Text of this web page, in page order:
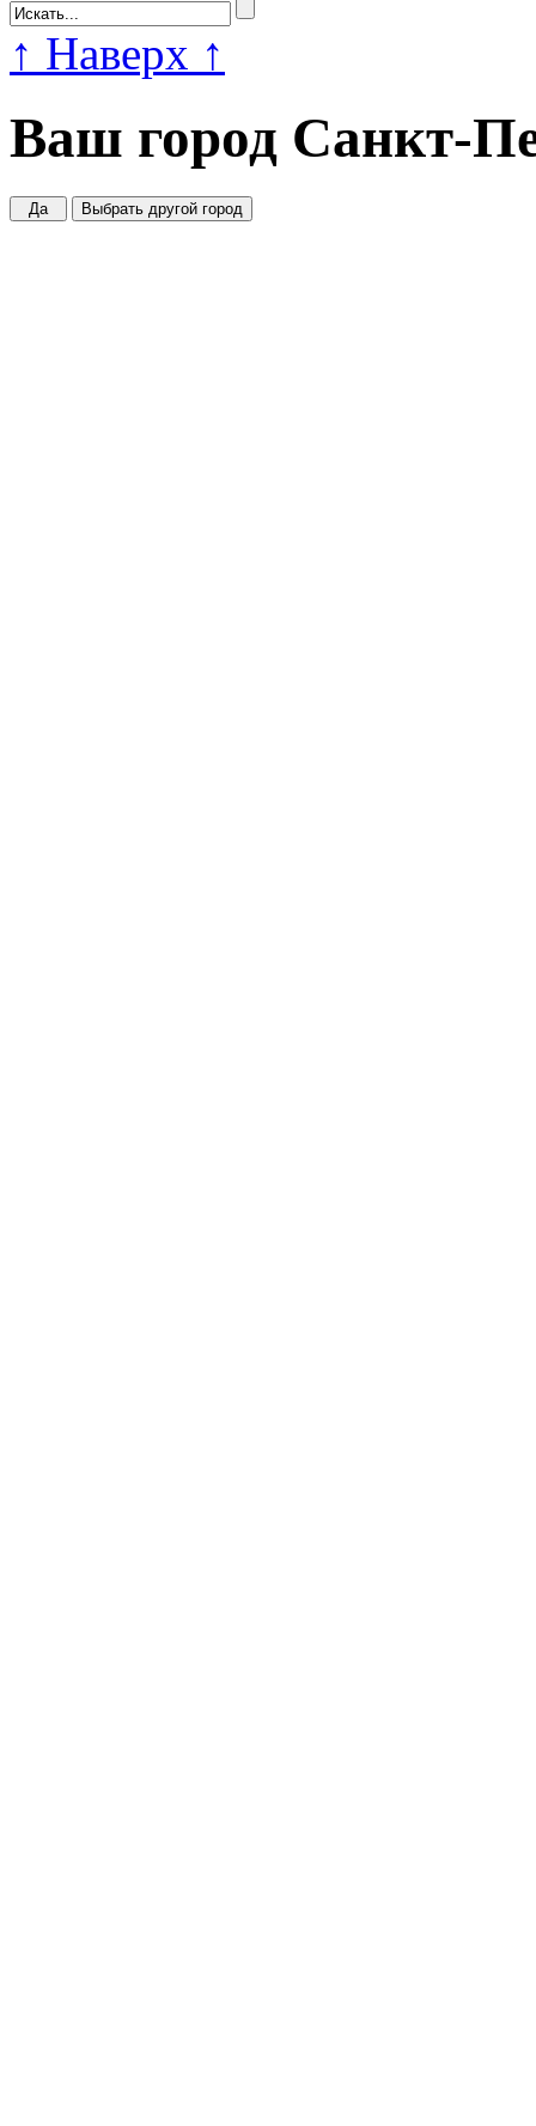
↑ Наверх ↑
Ваш город Санкт-
Да Выбрать другой город